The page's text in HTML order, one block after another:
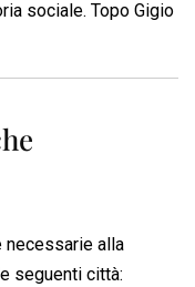
sociale. Topo Gigio
necessarie alla
seguenti città: